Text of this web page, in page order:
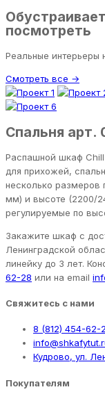
посмотреть
Реальные интерьеры
Смотреть все →
Спальня арт.
Распашной шкаф
для прихожей,
несколько
мм) и высоте (2200/
регулируемые по
Закажите шкаф с
Ленинградской
линейку до 3 лет.
62-28 или на email
Свяжитесь с нами
8 (812) 454-62-
Кудрово, ул.
Покупателям